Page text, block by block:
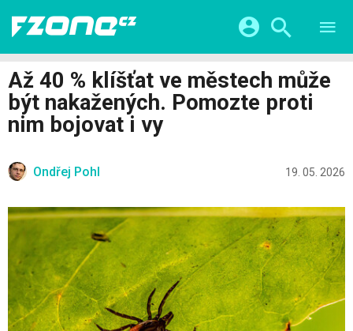
VIDEA
SERIÁLY
CHYTRÁ MĚSTA
ŽIVOT BUDOUCNOSTI
HRY A ZÁBAVA
Facebook Google
Až 40 % klíšťat ve městech může
být nakažených. Pomozte proti
nim bojovat i vy
Ondřej Pohl 19. 05. 2026